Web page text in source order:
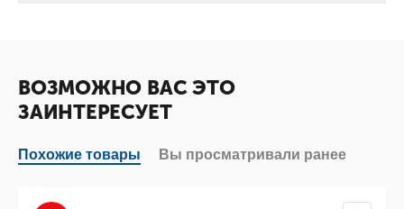
ВОЗМОЖНО ВАС ЭТО
ЗАИНТЕРЕСУЕТ
Похожие товары Вы просматривали ранее